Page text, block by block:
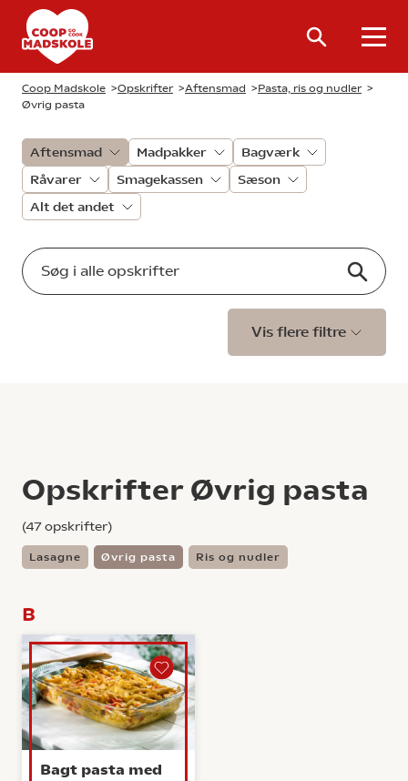
Coop Madskole >Opskrifter >Aftensmad >Pasta, ris og nudler >
Øvrig pasta
Aftensmad Madpakker
Bagværk
Råvarer
Smagekassen
Sæson
Alt det andet
Vis flere filtre
Opskrifter Øvrig pasta
(47opskrifter)
Lasagne Øvrig pasta Ris og nudler
B
Bagt pasta med